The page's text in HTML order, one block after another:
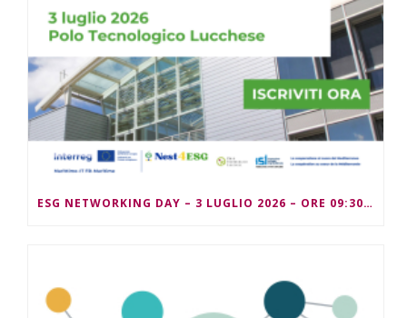
ESG NETWORKING DAY – 3 LUGLIO 2026 – ORE 09:30/13:00